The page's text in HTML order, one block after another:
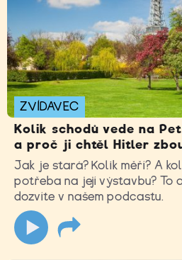
ZVÍDAVEC
Kolik schodů vede na
a proč ji chtěl Hitler
Jak je stará? Kolik měří? A
potřeba na její výstavbu? To
dozvíte v našem podcastu.